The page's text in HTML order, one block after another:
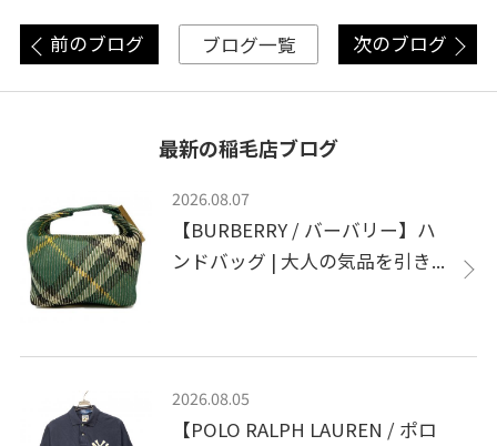
前のブログ ブログ一覧 次のブログ
最新の稲毛店ブログ
2026.08.07
【BURBERRY / バーバリー】ハ
ンドバッグ | 大人の気品を引き...
2026.08.05
【POLO RALPH LAUREN / ポロ